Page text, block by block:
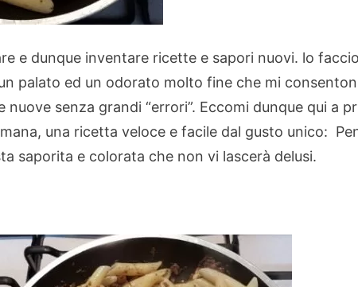
e dunque inventare ricette e sapori nuovi. lo faccio
palato ed un odorato molto fine che mi
nuove senza grandi “errori”. Eccomi dunque qui a
una ricetta veloce e facile dal gusto unico:
saporita e colorata che non vi lascerà delusi.